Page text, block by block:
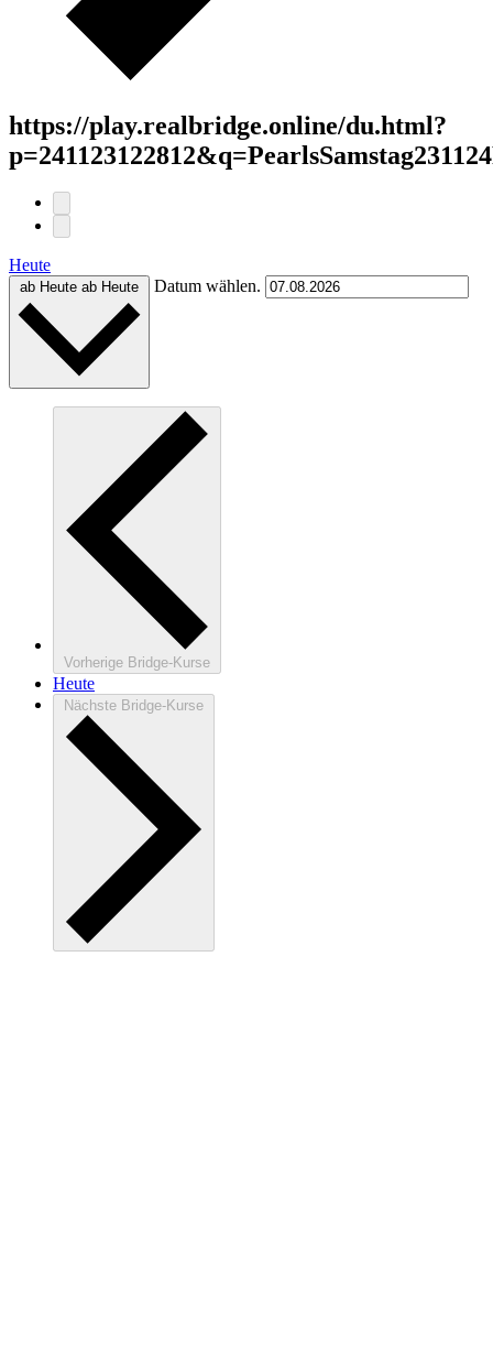
https://play.realbridge.online/du.html?
Heute
ab Heute ab Heute Datum wählen.
Vorherige Bridge-Kurse
Heute
Nächste Bridge-Kurse